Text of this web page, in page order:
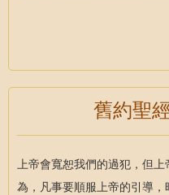
舊約聖
上帝會寬恕我們的過犯，但
為，凡事要順服上帝的引導，